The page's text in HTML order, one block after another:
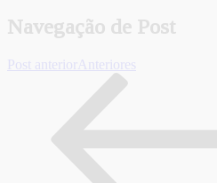
Navegação de Post
Post anterior Anteriores